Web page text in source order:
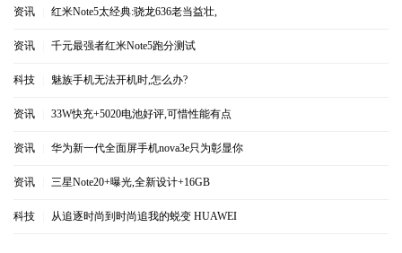
资讯 红米Note5太经典:骁龙636老当益壮,
资讯 千元最强者红米Note5跑分测试
科技 魅族手机无法开机时,怎么办?
资讯 33W快充+5020电池好评,可惜性能有点
资讯 华为新一代全面屏手机nova3e只为彰显你
资讯 三星Note20+曝光,全新设计+16GB
科技 从追逐时尚到时尚追我的蜕变 HUAWEI